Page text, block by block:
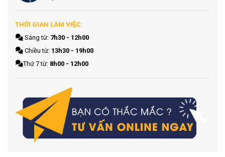
THỜI GIAN LÀM VIỆC:
Sáng từ: 7h30 - 12h00
Chiều từ: 13h30 - 19h00
Thứ 7 từ: 8h00 - 12h00